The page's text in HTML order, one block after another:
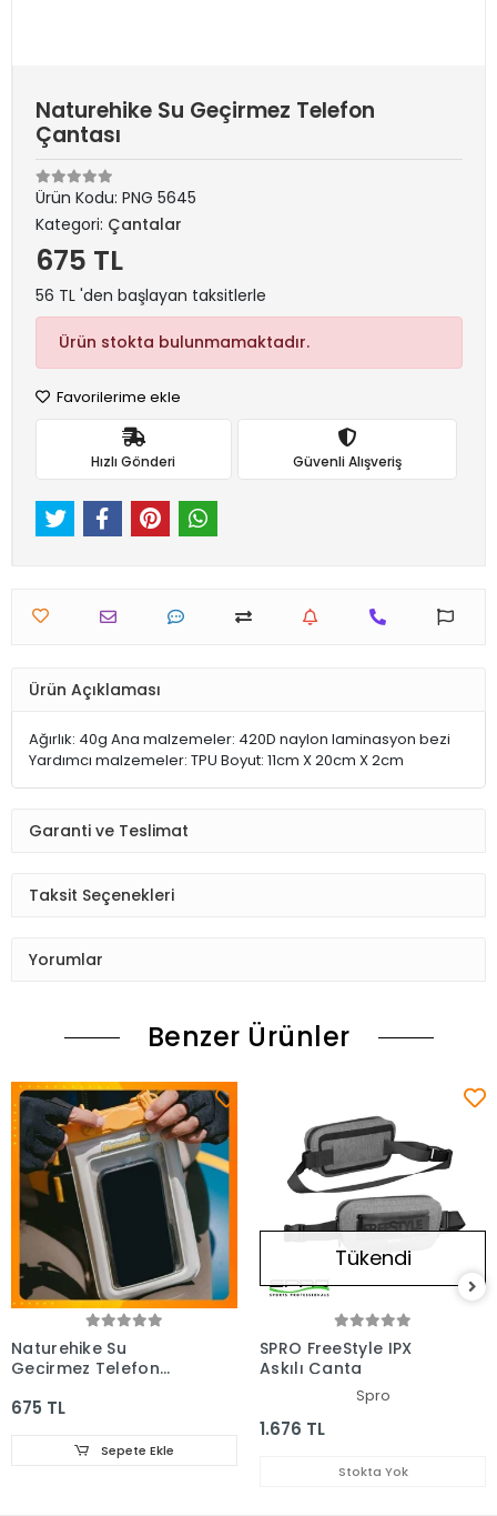
Naturehike Su Geçirmez Telefon
Çantası
Ürün Kodu: PNG 5645
Kategori: Çantalar
675 TL
56 TL 'den başlayan taksitlerle
Ürün stokta bulunmamaktadır.
Favorilerime ekle
Hızlı Gönderi Güvenli Alışveriş
Ürün Açıklaması
Ağırlık: 40g Ana malzemeler: 420D naylon laminasyon bezi
Yardımcı malzemeler: TPU Boyut: 11cm X 20cm X 2cm
Garanti ve Teslimat
Taksit Seçenekleri
Yorumlar
Benzer Ürünler
Naturehike Su
Geçirmez Telefon
675 TL
Sepete Ekle
Tükendi
SPRO FreeStyle IPX
Askılı Çanta
Spro
1.676 TL
Stokta Yok